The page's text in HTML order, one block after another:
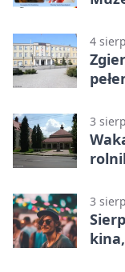
4
3
3